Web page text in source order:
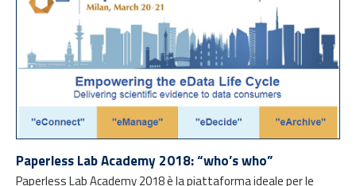
Paperless Lab Academy 2018: “who’s who”
Paperless Lab Academy 2018 è la piattaforma ideale per le